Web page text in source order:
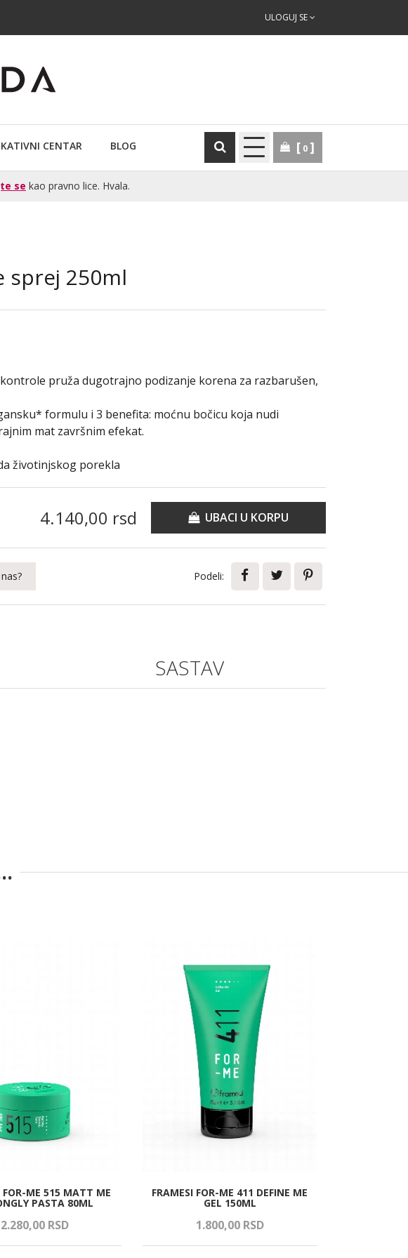
ULOGUJ SE
CENTAR BLOG 0
se kao pravno lice. Hvala.
sprej 250ml
pruža dugotrajno podizanje korena za razbarušen,
formulu i 3 benefita: moćnu bočicu koja nudi
mat završnim efekat.
životinjskog porekla
4.140,00 rsd UBACI U KORPU
Podeli:
SASTAV
FOR-ME 515 MATT ME
PASTA 80ML
2.280,00 RSD
FRAMESI FOR-ME 411 DEFINE ME
GEL 150ML
1.800,00 RSD